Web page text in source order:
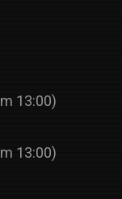
13:00)
13:00)